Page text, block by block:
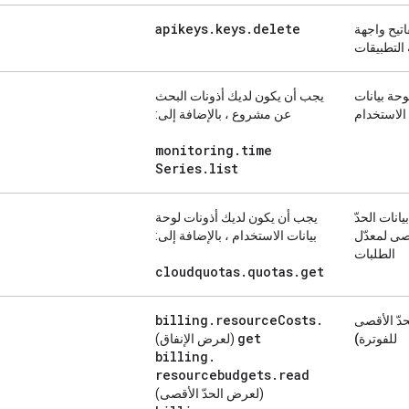
واجهة
apikeys. keys. delete
بيانات
الاستخدام
يجب أن يكون لديك أذونات البحث
عن مشروع ، بالإضافة إلى:
monitoring . time
Series. list
الحدّ
لمعدّل
الطلبات
يجب أن يكون لديك أذونات لوحة
بيانات الاستخدام ، بالإضافة إلى:
cloudquotas. quotas. get
الأقصى
للفوترة)
billing . resourceCosts.
get (لعرض الإنفاق)
billing .
resourcebudgets. read
(لعرض الحدّ الأقصى)